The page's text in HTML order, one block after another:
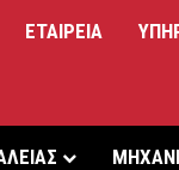
ΕΤΑΙΡΕΙΑ